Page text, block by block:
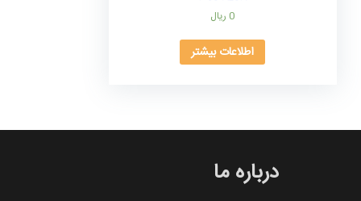
0 ریال
اطلاعات بیشتر
درباره ما